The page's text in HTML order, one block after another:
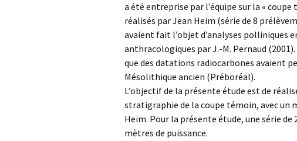
a été entreprise par l’équipe sur la «
réalisés par Jean Heim (série de 8
avaient fait l’objet d’analyses polliniques
anthracologiques par J.-M. Pernaud
que des datations radiocarbones avaient
Mésolithique ancien (Préboréal).
L’objectif de la présente étude est de
stratigraphie de la coupe témoin, avec un
Heim. Pour la présente étude, une série
mètres de puissance.